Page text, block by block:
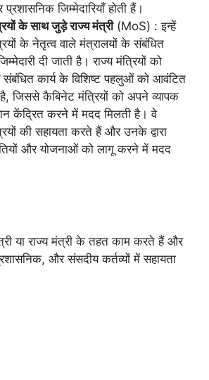
जिम्मेदारियाँ होती हैं।
के साथ जुड़े राज्य मंत्री(MoS) : इन्हें
के नेतृत्व वाले मंत्रालयों के संबंधित
दी जाती है। राज्य मंत्रियों को
संबंधित कार्य के विशिष्ट पहलुओं को आवंटित
है, जिससे कैबिनेट मंत्रियों को अपने व्यापक
केंद्रित करने में मदद मिलती है। वे
की सहायता करते हैं और उनके द्वारा
और योजनाओं को लागू करने में मदद
या राज्य मंत्री के तहत काम करते हैं और
और संसदीय कर्तव्यों में सहायता